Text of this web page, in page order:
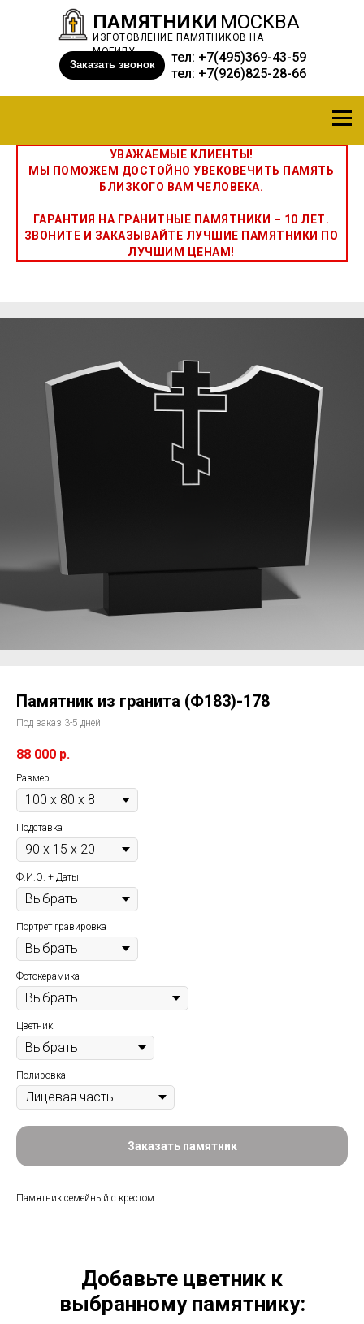
Заказать звонок тел: +7(495)369-43-59
тел: +7(926)825-28-66
ПАМЯТНИКИ МОСКВА
ИЗГОТОВЛЕНИЕ ПАМЯТНИКОВ НА
МОГИЛУ
УВАЖАЕМЫЕ КЛИЕНТЫ!
МЫ ПОМОЖЕМ ДОСТОЙНО УВЕКОВЕЧИТЬ ПАМЯТЬ
БЛИЗКОГО ВАМ ЧЕЛОВЕКА.
ГАРАНТИЯ НА ГРАНИТНЫЕ ПАМЯТНИКИ – 10 ЛЕТ.
ЗВОНИТЕ И ЗАКАЗЫВАЙТЕ ЛУЧШИЕ ПАМЯТНИКИ ПО
ЛУЧШИМ ЦЕНАМ!
Памятник из гранита (Ф183)-178
Под заказ 3-5 дней
88 000 р.
Размер
Подставка
Ф.И.О. + Даты
Портрет гравировка
Фотокерамика
Цветник
Полировка
Заказать памятник
Памятник семейный с крестом
Добавьте цветник к
выбранному памятнику: